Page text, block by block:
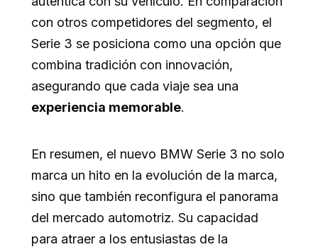
con otros competidores del segmento, el
Serie 3 se posiciona como una opción que
combina tradición con innovación,
asegurando que cada viaje sea una
experiencia memorable.
En resumen, el nuevo BMW Serie 3 no solo
marca un hito en la evolución de la marca,
sino que también reconfigura el panorama
del mercado automotriz. Su capacidad
para atraer a los entusiastas de la